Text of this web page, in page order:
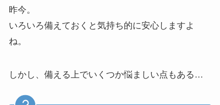
昨今。
いろいろ備えておくと気持ち的に安心しますよ
ね。
しかし、備える上でいくつか悩ましい点もある…